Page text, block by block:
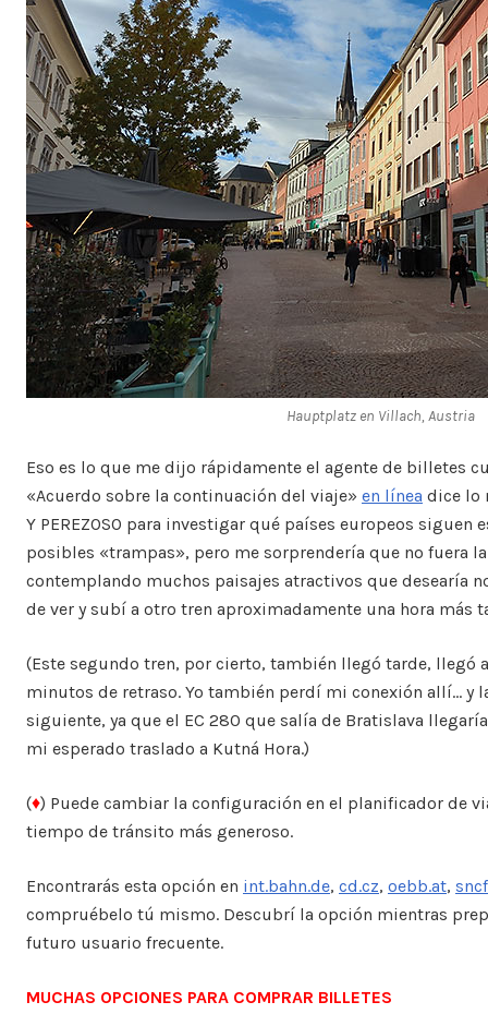
Hauptplatz en Villach, Austria
Eso es lo que me dijo rápidamente el agente de billetes
«Acuerdo sobre la continuación del viaje» en línea dice lo
Y PEREZOSO para investigar qué países europeos
posibles «trampas», pero me sorprendería que no fuera
contemplando muchos paisajes atractivos que desearía
de ver y subí a otro tren aproximadamente una hora más
(Este segundo tren, por cierto, también llegó tarde, llegó
minutos de retraso. Yo también perdí mi conexión allí… y
siguiente, ya que el EC 280 que salía de Bratislava
mi esperado traslado a Kutná Hora.)
(♦) Puede cambiar la configuración en el planificador de
tiempo de tránsito más generoso.
Encontrarás esta opción en int.bahn.de, cd.cz, oebb.at, sncf
compruébelo tú mismo. Descubrí la opción mientras
futuro usuario frecuente.
MUCHAS OPCIONES PARA COMPRAR BILLETES